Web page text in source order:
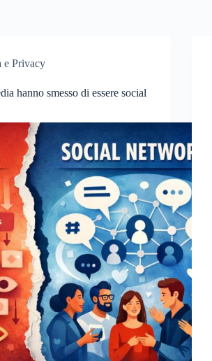
e Privacy
hanno smesso di essere social